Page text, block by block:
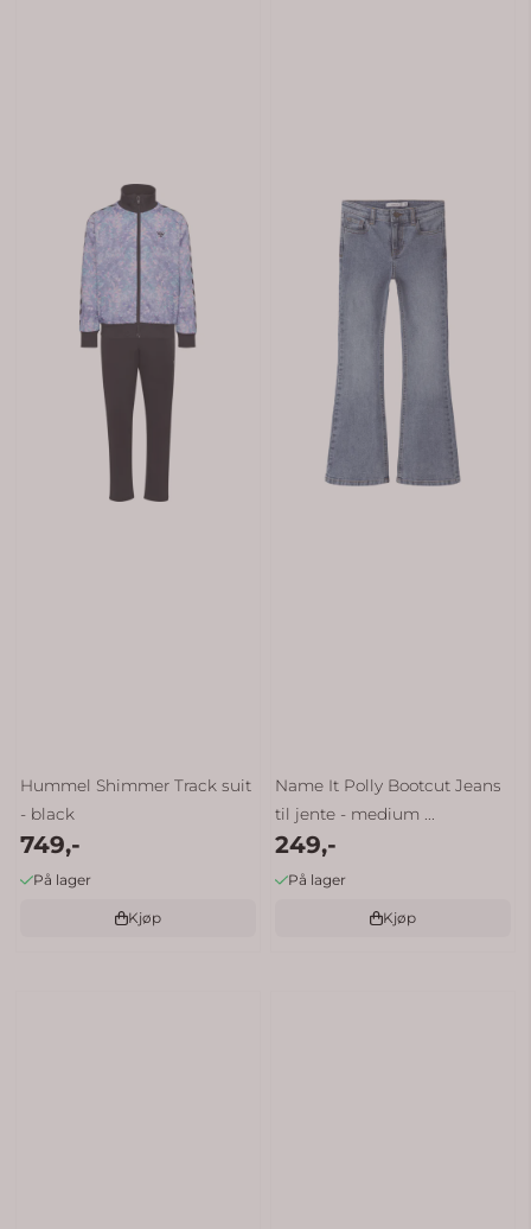
Hummel Shimmer Track suit
- black
749,-
På lager
Kjøp
Name It Polly Bootcut Jeans
til jente - medium ...
249,-
På lager
Kjøp